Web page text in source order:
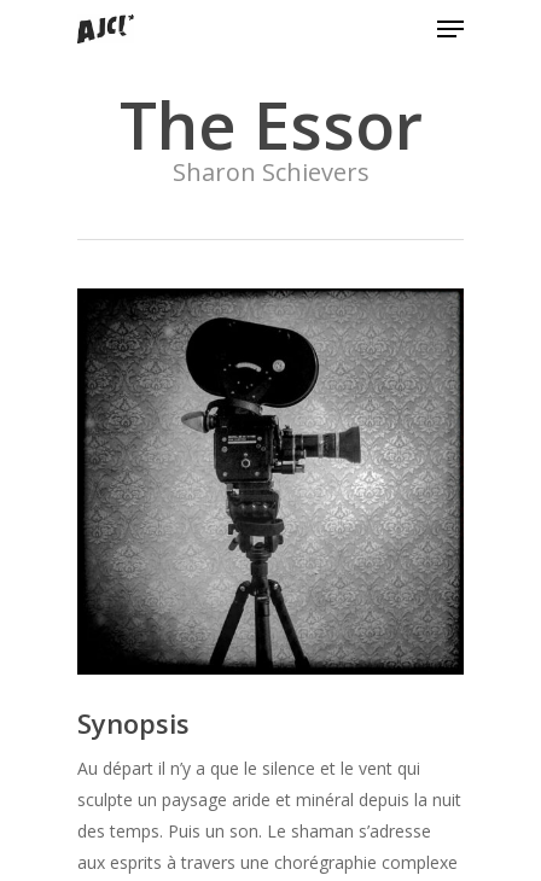
Menu
The Essor
Sharon Schievers
Synopsis
Au départ il n’y a que le silence et le vent qui
sculpte un paysage aride et minéral depuis la nuit
des temps. Puis un son. Le shaman s’adresse
aux esprits à travers une chorégraphie complexe